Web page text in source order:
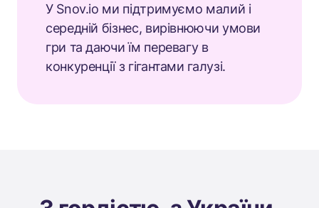
У Snov.io ми підтримуємо малий і
середній бізнес, вирівнюючи умови
гри та даючи їм перевагу в
конкуренції з гігантами галузі.